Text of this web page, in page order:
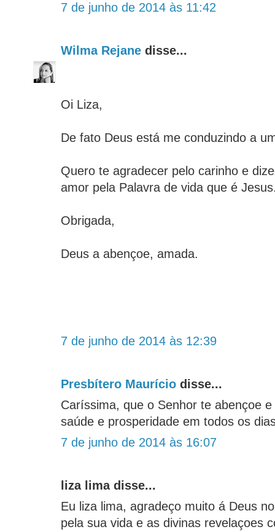
7 de junho de 2014 às 11:42
Wilma Rejane disse...
Oi Liza,
De fato Deus está me conduzindo a
Quero te agradecer pelo carinho e
amor pela Palavra de vida que é
Obrigada,
Deus a abençoe, amada.
7 de junho de 2014 às 12:39
Presbítero Maurício disse...
Caríssima, que o Senhor te abençoe
saúde e prosperidade em todos os
7 de junho de 2014 às 16:07
liza lima disse...
Eu liza lima, agradeço muito á Deus
pela sua vida e as divinas revelaçoes